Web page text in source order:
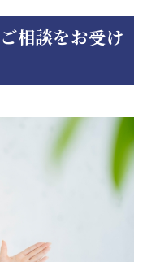
相談をお受け